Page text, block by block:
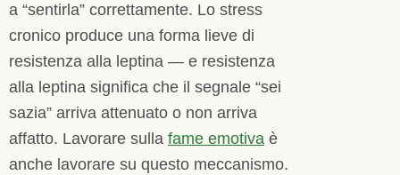
a “sentirla” correttamente. Lo stress
cronico produce una forma lieve di
resistenza alla leptina — e resistenza
alla leptina significa che il segnale “sei
sazia” arriva attenuato o non arriva
affatto. Lavorare sulla fame emotiva è
anche lavorare su questo meccanismo.